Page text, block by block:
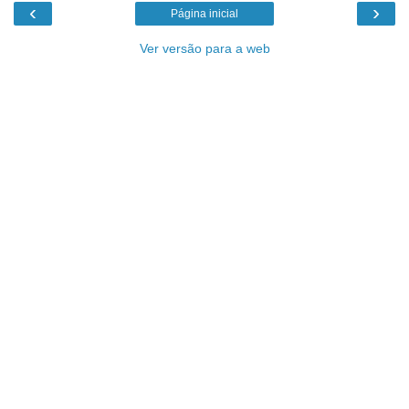
‹ ›
Página inicial
Ver versão para a web